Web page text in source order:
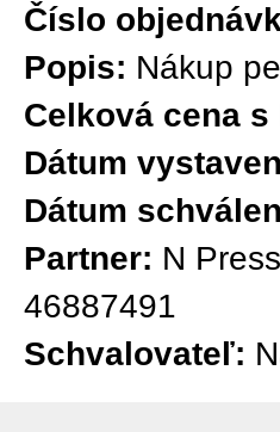
Číslo
Popis: Nákup
Celková cena s
Dátum
Dátum
Partner: N
46887491
Schvalovateľ: